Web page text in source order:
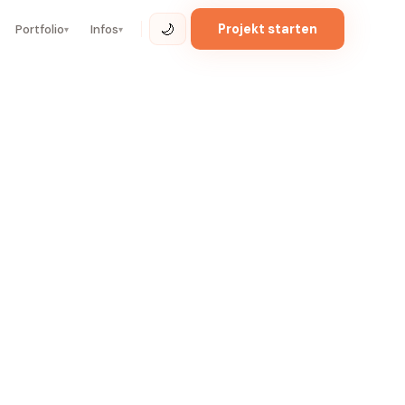
Portfolio▾ Infos▾ 🌙 Projekt starten